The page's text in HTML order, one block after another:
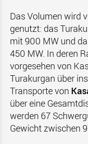
Das Volumen wird
genutzt: das
mit 900 MW und
450 MW. In deren
vorgesehen von
Turakurgan über
Transporte von
über eine
werden 67
Gewicht zwischen